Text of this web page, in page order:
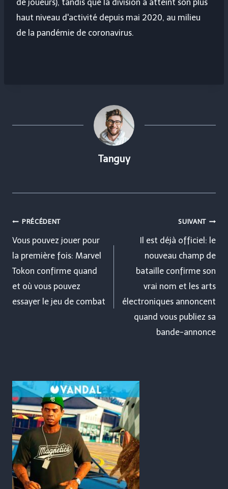
de joueurs), tandis que la division a atteint son plus
haut niveau d'activité depuis mai 2020, au milieu
de la pandémie de coronavirus.
Tanguy
Navigation
de
l’article
PRÉCÉDENT
Vous pouvez jouer pour
la première fois: Marvel
Tokon confirme quand
et où vous pouvez
essayer le jeu de combat
SUIVANT
Il est déjà officiel: le
nouveau champ de
bataille confirme son
vrai nom et les arts
électroniques annoncent
quand vous publiez sa
bande-annonce